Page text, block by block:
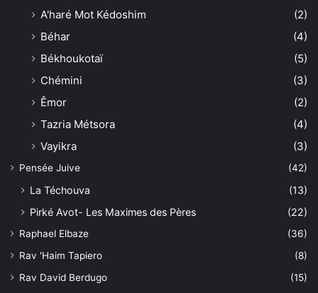
A'haré Mot Kédoshim
(2)
Béhar
(4)
Békhoukotaï
(5)
Chémini
(3)
Êmor
(2)
Tazria Métsora
(4)
Vayikra
(3)
Pensée Juive (42)
La Téchouva
(13)
Pirké Avot- Les Maximes des Pères
(22)
Raphael Elbaze
(36)
Rav 'Haim Tapiero
(8)
Rav David Berdugo
(15)